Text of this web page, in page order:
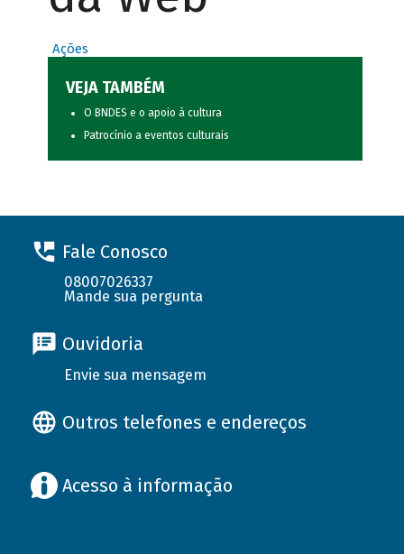
Ações
VEJA TAMBÉM
O BNDES e o apoio à cultura
Patrocínio a eventos culturais
Fale Conosco
08007026337
Mande sua pergunta
Ouvidoria
Envie sua mensagem
Outros telefones e endereços
Acesso à informação